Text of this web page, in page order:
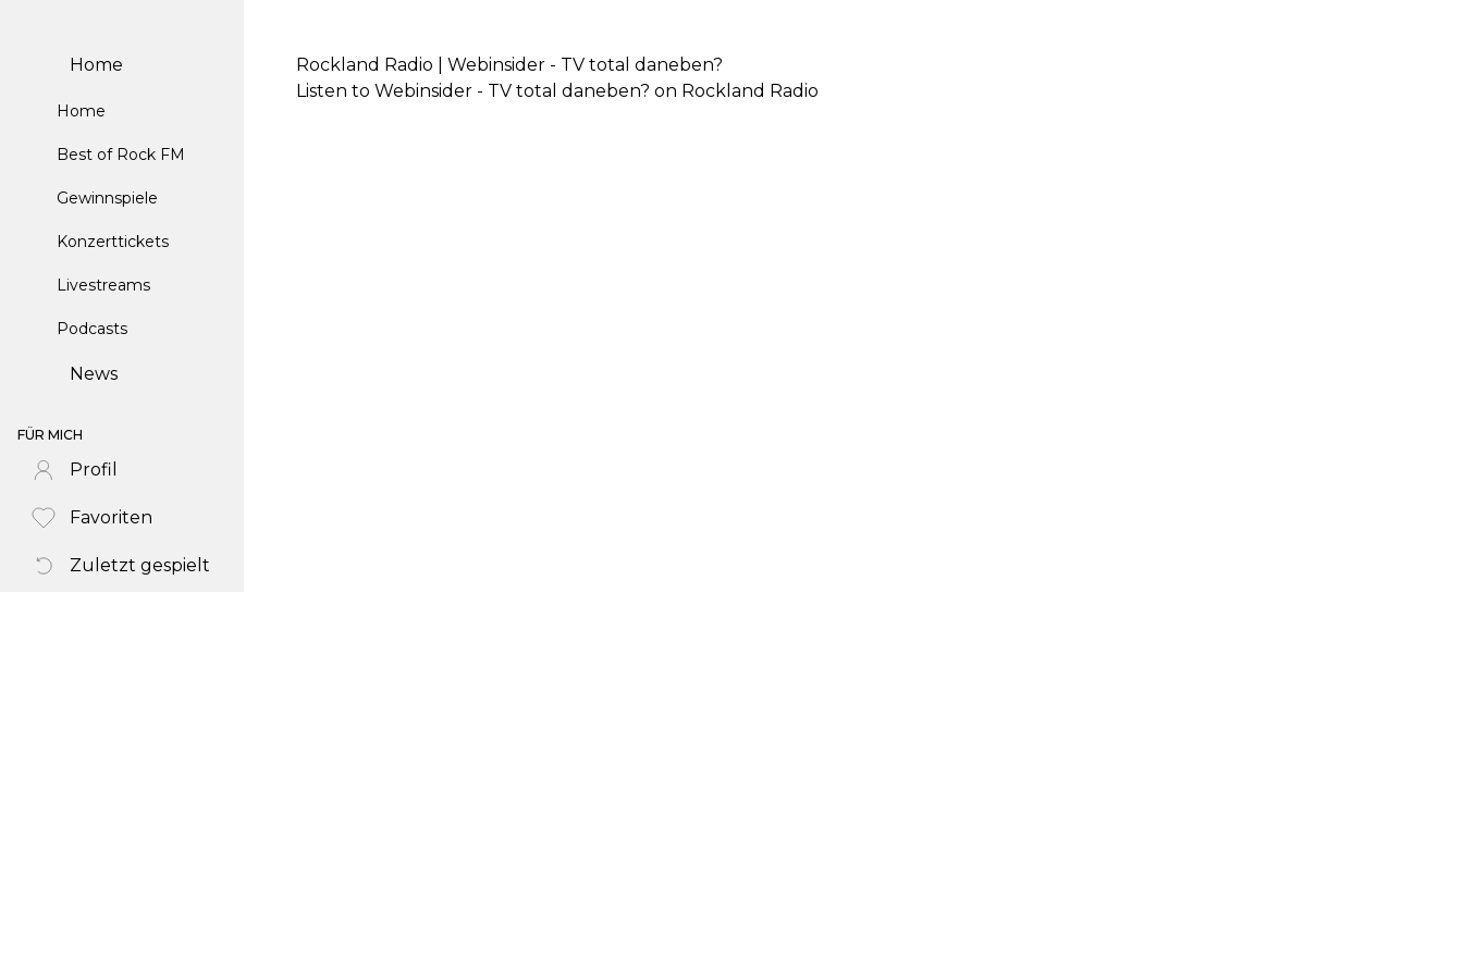
Home
Home
Best of Rock FM
Gewinnspiele
Konzerttickets
Livestreams
Podcasts
News
FÜR MICH
Profil
Favoriten
Zuletzt gespielt
Rockland Radio | Webinsider - TV total daneben?
Listen to Webinsider - TV total daneben? on Rockland Radio